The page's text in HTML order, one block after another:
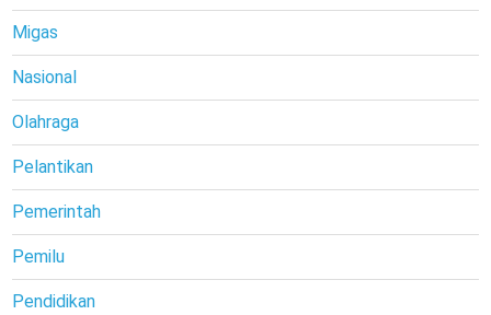
Migas
Nasional
Olahraga
Pelantikan
Pemerintah
Pemilu
Pendidikan